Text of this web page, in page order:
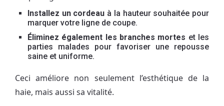
Installez un cordeau à la hauteur souhaitée pour
marquer votre ligne de coupe.
Éliminez également les branches mortes et les
parties malades pour favoriser une repousse
saine et uniforme.
Ceci améliore non seulement l’esthétique de la
haie, mais aussi sa vitalité.